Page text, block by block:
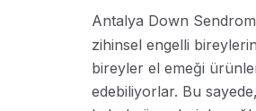
Antalya Down
zihinsel engelli
bireyler el emeği
edebiliyorlar. Bu